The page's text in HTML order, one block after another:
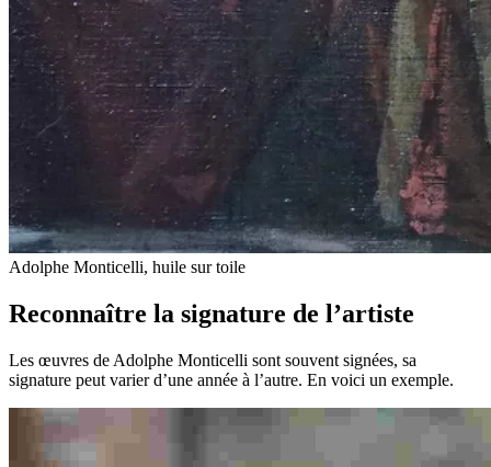
Adolphe Monticelli, huile sur toile
Reconnaître la signature de l’artiste
Les œuvres de Adolphe Monticelli sont souvent signées, sa
signature peut varier d’une année à l’autre. En voici un exemple.